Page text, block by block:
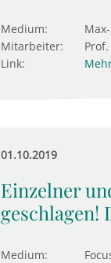
Medium:
Mitarbeiter:
Link:
01.10.2019
Einzelner
geschlagen!
Medium: